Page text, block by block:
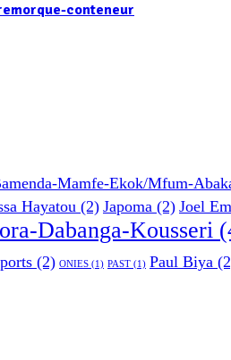
conteneur
Mamfe-Ekok/Mfum-
Hayatou (2) Japoma (2) Joel
Dabanga-Kousseri
(2) ONIES (1) PAST (1) Paul Biya